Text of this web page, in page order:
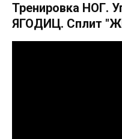
Тренировка НОГ.
ЯГОДИЦ. Сплит